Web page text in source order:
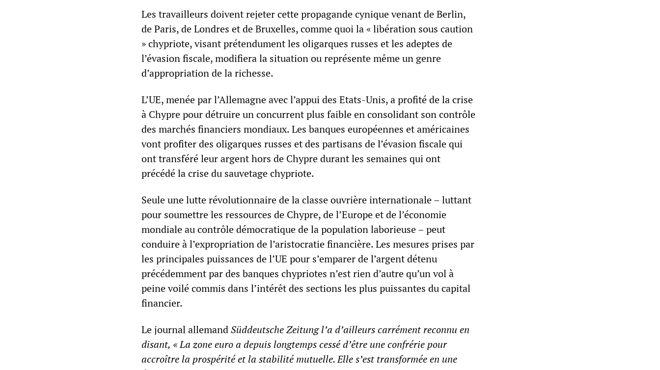
Les travailleurs doivent rejeter cette propagande cynique venant de Berlin,
de Paris, de Londres et de Bruxelles, comme quoi la « libération sous caution
» chypriote, visant prétendument les oligarques russes et les adeptes de
l’évasion fiscale, modifiera la situation ou représente même un genre
d’appropriation de la richesse.
L’UE, menée par l’Allemagne avec l’appui des Etats-Unis, a profité de la crise
à Chypre pour détruire un concurrent plus faible en consolidant son contrôle
des marchés financiers mondiaux. Les banques européennes et américaines
vont profiter des oligarques russes et des partisans de l’évasion fiscale qui
ont transféré leur argent hors de Chypre durant les semaines qui ont
précédé la crise du sauvetage chypriote.
Seule une lutte révolutionnaire de la classe ouvrière internationale – luttant
pour soumettre les ressources de Chypre, de l’Europe et de l’économie
mondiale au contrôle démocratique de la population laborieuse – peut
conduire à l’expropriation de l’aristocratie financière. Les mesures prises par
les principales puissances de l’UE pour s’emparer de l’argent détenu
précédemment par des banques chypriotes n’est rien d’autre qu’un vol à
peine voilé commis dans l’intérêt des sections les plus puissantes du capital
financier.
Le journal allemandSüddeutsche Zeitungl’a d’ailleurs carrément reconnu en
disant, « La zone euro a depuis longtemps cessé d’être une confrérie pour
accroître la prospérité et la stabilité mutuelle. Elle s’est transformée en une